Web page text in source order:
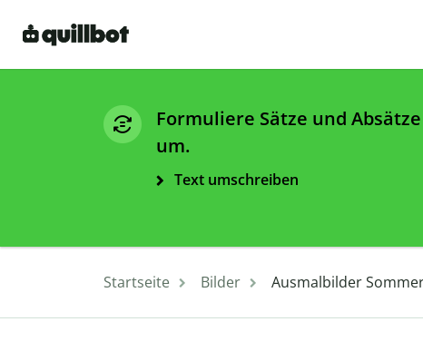
Formuliere Sätze und Absätze
um.
Text umschreiben
Startseite Bilder Ausmalbilder